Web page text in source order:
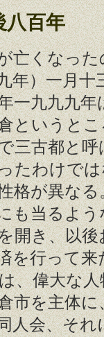
八百年
くなった
年）一月十
一九九九年
というと
三古都と
たわけで
格が異な
も当るよ
開き、以
を行って
、偉大な
市を主体に
人会、そ